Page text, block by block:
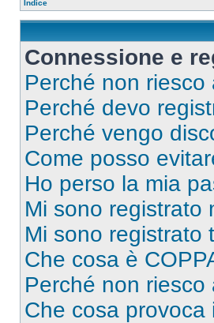
Indice
Connessione e
Perché non
Perché devo
Perché vengo
Come posso
Ho perso la mia
Mi sono registrato
Mi sono registrato
Che cosa è
Perché non riesco
Che cosa provoca